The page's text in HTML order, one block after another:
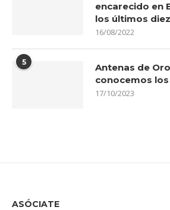
encarecido en
los últimos
16/08/2022
5
Antenas de Oro
conocemos
17/10/2023
ASÓCIATE